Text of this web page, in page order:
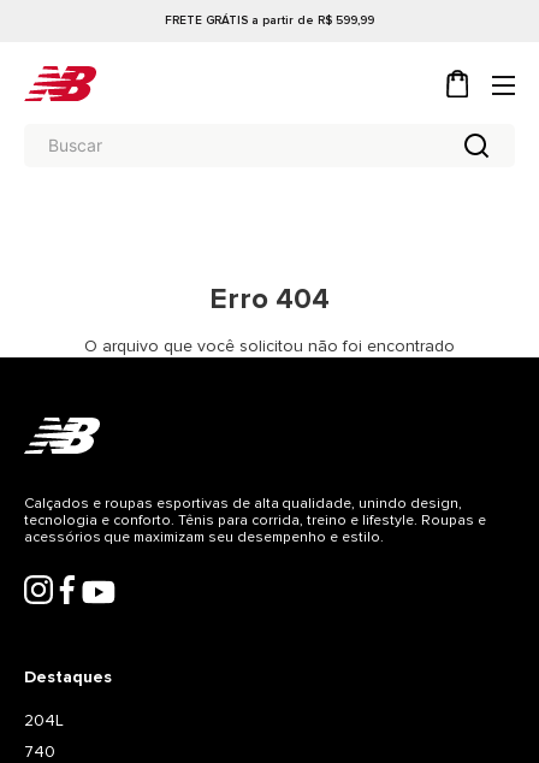
FRETE GRÁTIS a partir de R$ 599,99
Erro 404
O arquivo que você solicitou não foi encontrado
Destaques
204L
740
Calçados e roupas esportivas de alta qualidade, unindo design,
tecnologia e conforto. Tênis para corrida, treino e lifestyle. Roupas e
acessórios que maximizam seu desempenho e estilo.